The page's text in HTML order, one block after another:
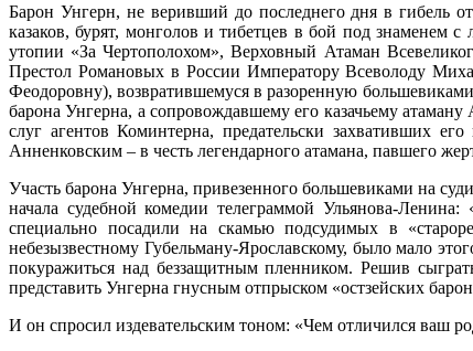
Барон Унгерн, не веривший до последнего дня в гибель
казаков, бурят, монголов и тибетцев в бой под знаменем
утопии «За Чертополохом», Верховный Атаман
Престол Романовых в России Императору Всеволоду
Феодоровну), возвратившемуся в разоренную
барона Унгерна, а сопровождавшему его казачьему
слуг агентов Коминтерна, предательски захвативших
Анненковским – в честь легендарного атамана, павшего
Участь барона Унгерна, привезенного большевиками на
начала судебной комедии телеграммой Ульянова-
специально посадили на скамью подсудимых в
небезызвестному Губельману-Ярославскому, было мало
покуражиться над беззащитным пленником. Решив
представить Унгерна гнусным отпрыском «остзейских
И он спросил издевательским тоном: «Чем отличился ваш